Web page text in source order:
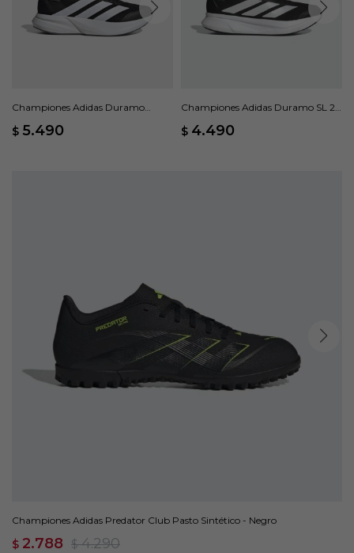
Championes Adidas Duramo
$ 5.490
Championes Adidas Duramo SL 2 -
$ 4.490
Championes Adidas Predator Club Pasto Sintético - Negro
$ 2.788 $ 4.290